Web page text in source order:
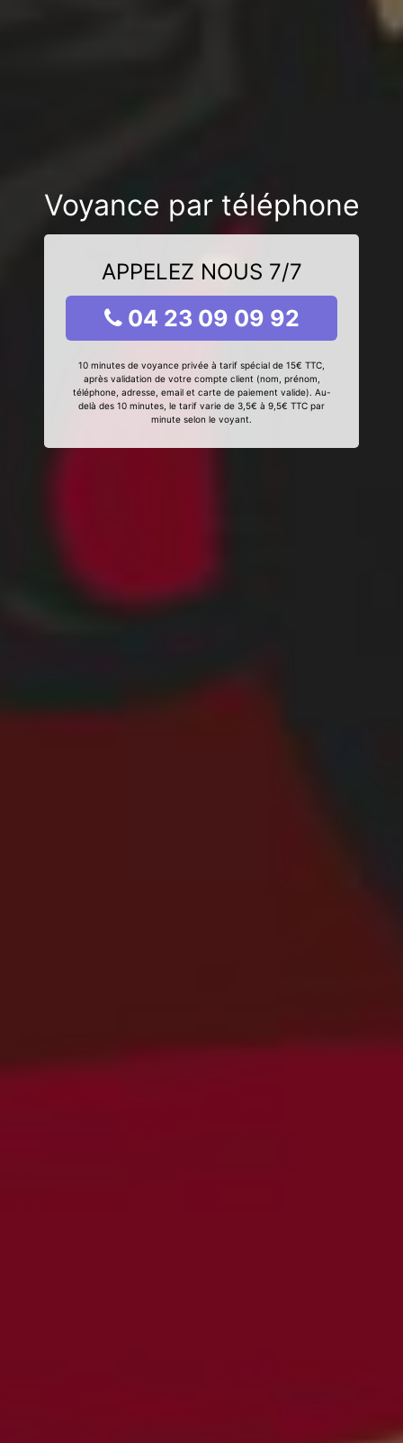
Voyance par téléphone
APPELEZ NOUS 7/7
04 23 09 09 92
10 minutes de voyance privée à tarif spécial de 15€ TTC,
après validation de votre compte client (nom, prénom,
téléphone, adresse, email et carte de paiement valide). Au-
delà des 10 minutes, le tarif varie de 3,5€ à 9,5€ TTC par
minute selon le voyant.